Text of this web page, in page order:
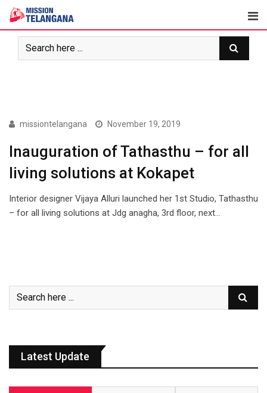
Skip
content
PHOTO STORY
missiontelangana November 19, 2019
Inauguration of Tathasthu – for all
living solutions at Kokapet
Interior designer Vijaya Alluri launched her 1st Studio, Tathasthu
– for all living solutions at Jdg anagha, 3rd floor, next…
Latest Update